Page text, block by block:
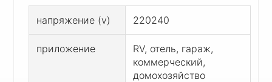
напряжение (v) 220240
приложение
RV, отель, гараж,
коммерческий,
домохозяйство